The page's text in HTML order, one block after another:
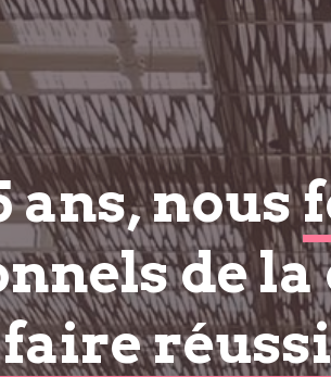
ans, nous
de